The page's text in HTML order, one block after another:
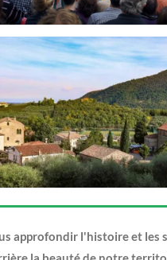
approfondir l'histoire et les